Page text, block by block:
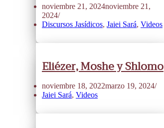
noviembre 21, 2024noviembre 21,
2024
Discursos Jasídicos, Jaiei Sará, Videos
Eliézer, Moshe y Shlomo
noviembre 18, 2022marzo 19, 2024
Jaiei Sará, Videos